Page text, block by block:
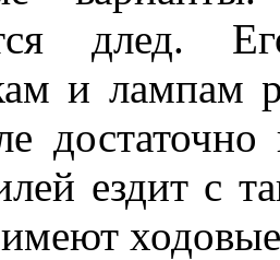
длед.
и лампам
ездит с
имеют